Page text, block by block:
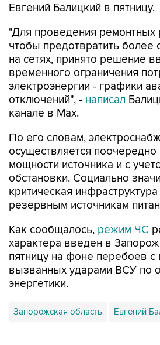
"Для проведения ремонтных
на сетях, принято решение
временного ограничения
электроэнергии - графики
отключений", -написал
канале в Max.
По его словам,
мощности источника и с
обстановки. Социально
критическая
резервным источникам
Как сообщалось,режим ЧС
пятницу на фоне перебоев с
вызванных ударами ВСУ по
энергетики.
Запорожская область